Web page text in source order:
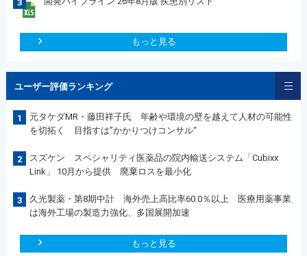
3
もっと見る
ユーザー評価ランキング
1
元タケダMR・藤田祥子氏 年齢や環境の壁を越えて人材の可能性
を切拓く 目指すは”かかりつけコンサル“
2
スズケン スペシャリティ医薬品の院内輸送システム「Cubixx
Link」 10月から提供 廃棄ロスを最小化
3
久光製薬・第8期中計 海外売上高比率60.0％以上 医療用薬事業
は海外工場の製造力強化、多国展開加速
もっと見る